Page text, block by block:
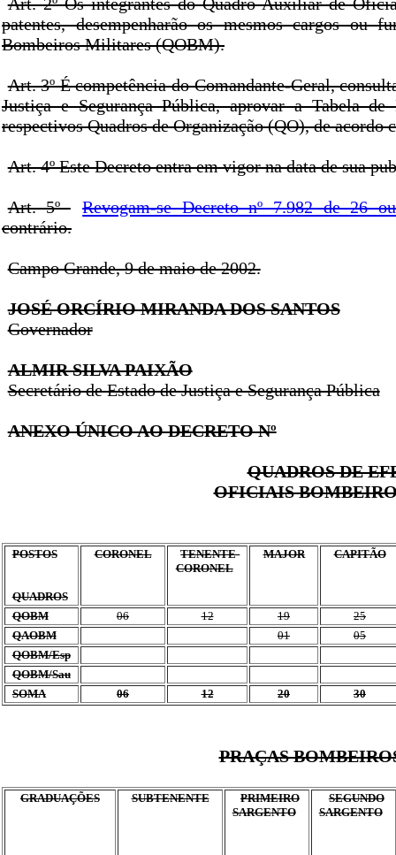
patentes, desempenharão os mesmos cargos ou
Bombeiros Militares (QOBM).
Art. 3º É competência do Comandante-Geral,
Justiça e Segurança Pública, aprovar a Tabela
respectivos Quadros de Organização (QO), de acordo
Art. 4º Este Decreto entra em vigor na data de sua
Art. 5º
Revogam-se Decreto nº 7.982 de 26
contrário.
Campo Grande, 9 de maio de 2002.
JOSÉ ORCÍRIO MIRANDA DOS SANTOS
Governador
ALMIR SILVA PAIXÃO
Secretário de Estado de Justiça e Segurança Pública
ANEXO ÚNICO AO DECRETO Nº
QUADROS DE
OFICIAIS
POSTOS
QUADROS
CORONEL
TENENTE-
CORONEL
MAJOR CAPITÃO
QOBM 06 12 19
25
QAOBM
01
05
QOBM/Esp
QOBM/Sau
SOMA
06 12 20 30
PRAÇAS
GRADUAÇÕES SUBTENENTE
PRIMEIRO
SARGENTO
SEGUNDO
SARGENTO